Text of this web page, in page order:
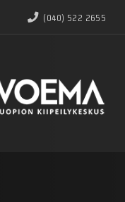
(040) 522 2655